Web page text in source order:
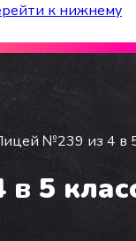
к нижнему
№239 из 4 в
5